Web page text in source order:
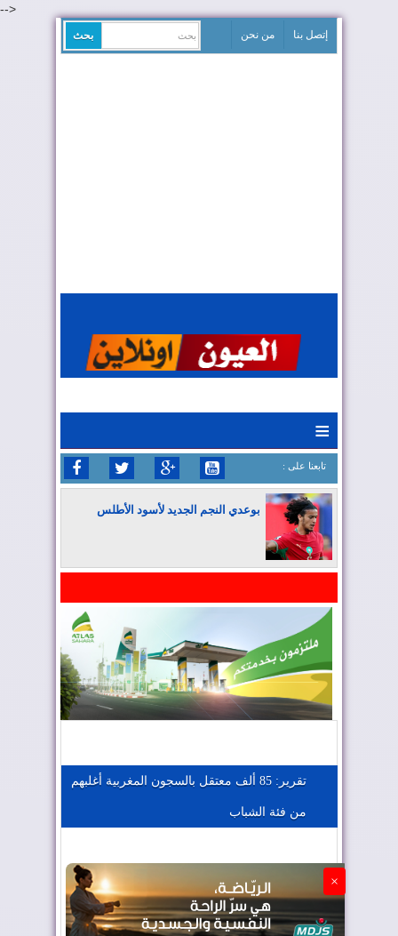
-->
إتصل بنا من نحن
≡
: تابعنا على
بوعدي النجم الجديد لأسود الأطلس
المغرب يعزز موقعه في صناعة الطيران
الجزائر تستسلم لفرنسا
تقرير: 85 ألف معتقل بالسجون المغربية أغلبهم
من فئة الشباب
×